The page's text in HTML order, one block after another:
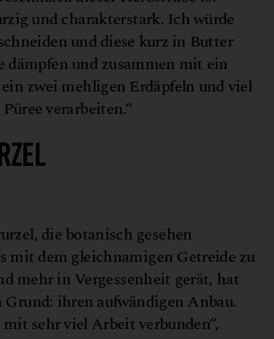
und charakterstark. Ich würde
und diese kurz in Butter
dämpfen und zusammen mit ein
zwei mehligen Erdäpfeln und viel
verarbeiten.“
L
die botanisch gesehen
mit dem gleichnamigen Getreide zu
mehr in Vergessenheit gerät, hat
ihren aufwändigen Anbau.
sehr viel Arbeit verbunden“,